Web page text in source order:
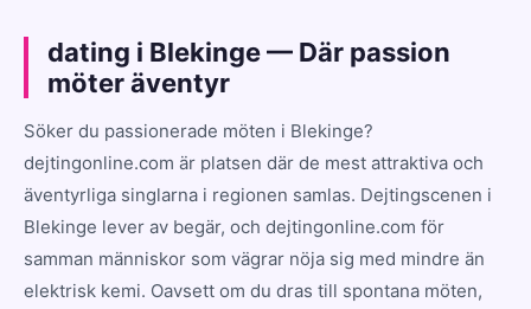
dating i Blekinge — Där passion
möter äventyr
Söker du passionerade möten i Blekinge?
dejtingonline.com är platsen där de mest attraktiva och
äventyrliga singlarna i regionen samlas. Dejtingscenen i
Blekinge lever av begär, och dejtingonline.com för
samman människor som vägrar nöja sig med mindre än
elektrisk kemi. Oavsett om du dras till spontana möten,